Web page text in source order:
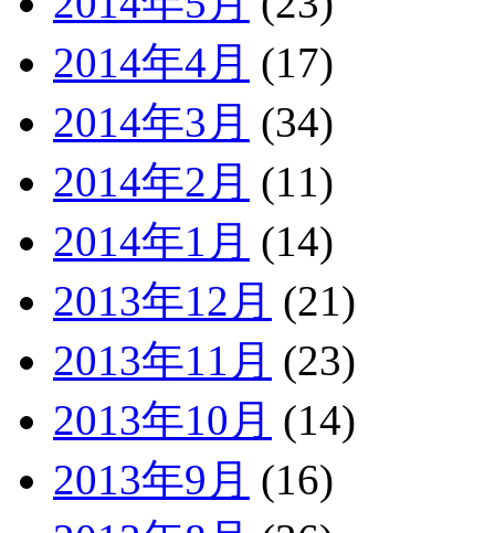
2014年4月 (17)
2014年3月 (34)
2014年2月 (11)
2014年1月 (14)
2013年12月 (21)
2013年11月 (23)
2013年10月 (14)
2013年9月 (16)